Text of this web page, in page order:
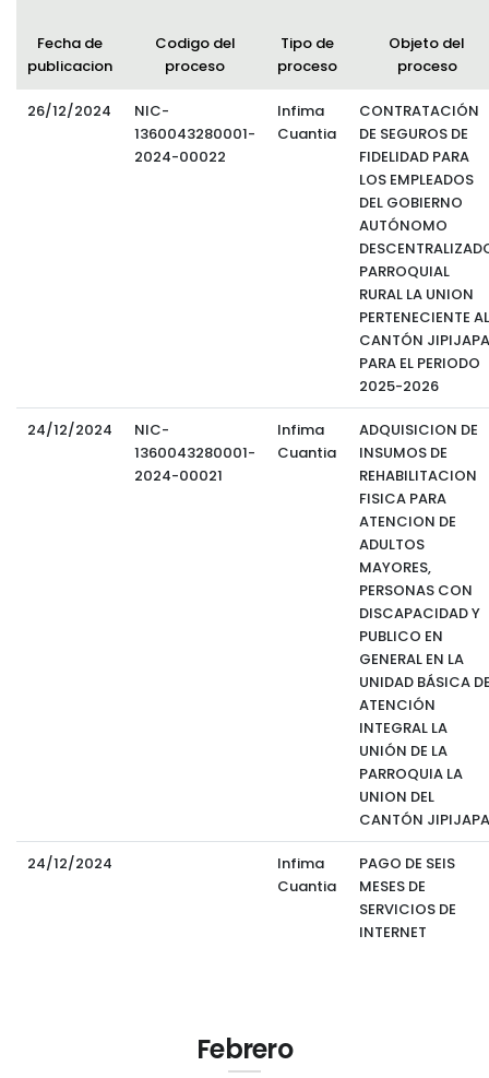
GESTIÓN ADMINISTRATIVA
Plan de desarrollo y Ordenamiento Territorial -
Plan Anual Contratación - PAC
Cédulas presupuestarias y balances
Obras y proyectos
Fecha de
publicacion
Codigo del
proceso
Tipo de
proceso
Objeto del
proceso
26/12/2024
NIC-
1360043280001-
2024-00022
Infima
Cuantia
CONTRATACIÓN
DE SEGUROS DE
FIDELIDAD PARA
LOS EMPLEADOS
DEL GOBIERNO
AUTÓNOMO
PARROQUIAL
RURAL LA UNION
PERTENECIENTE AL
CANTÓN JIPIJAPA
PARA EL PERIODO
2025-2026
24/12/2024
NIC-
1360043280001-
2024-00021
Infima
Cuantia
ADQUISICION DE
INSUMOS DE
REHABILITACION
FISICA PARA
ATENCION DE
ADULTOS
MAYORES,
PERSONAS CON
DISCAPACIDAD Y
PUBLICO EN
GENERAL EN LA
UNIDAD BÁSICA
ATENCIÓN
INTEGRAL LA
UNIÓN DE LA
PARROQUIA LA
UNION DEL
CANTÓN JIPIJAPA
24/12/2024
Infima
Cuantia
PAGO DE SEIS
MESES DE
SERVICIOS DE
INTERNET
Febrero